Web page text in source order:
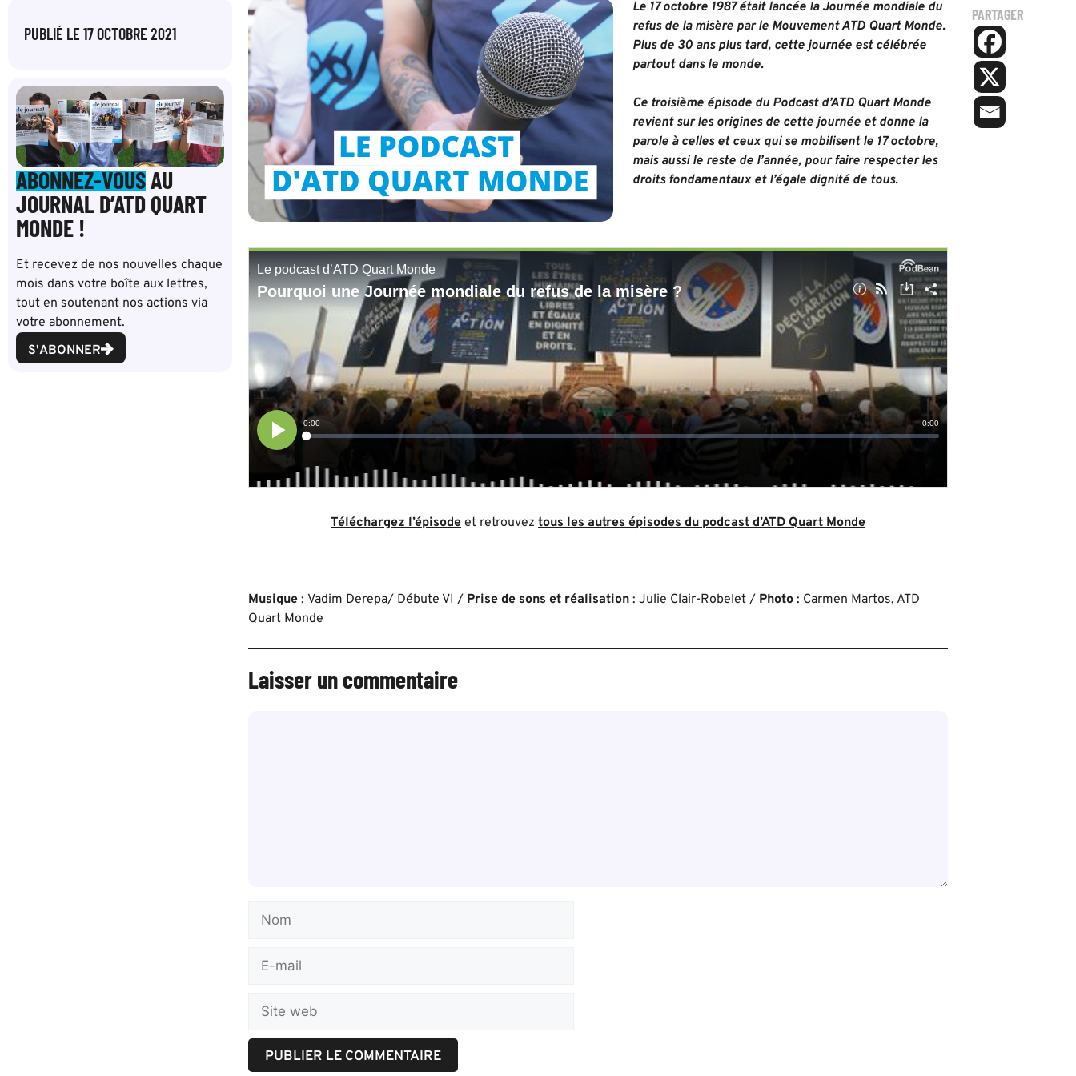
PUBLIÉ LE 17 OCTOBRE 2021
ABONNEZ-VOUSAU
JOURNAL D’ATD QUART
MONDE !
Et recevez de nos nouvelles chaque
mois dans votre boîte aux lettres,
tout en soutenant nos actions via
votre abonnement.
S'ABONNER
Le 17 octobre 1987 était lancée la Journée mondiale du
refus de la misère par le Mouvement ATD Quart Monde.
Plus de 30 ans plus tard, cette journée est célébrée
partout dans le monde.
Ce troisième épisode du Podcast d’ATD Quart Monde
revient sur les origines de cette journée et donne la
parole à celles et ceux qui se mobilisent le 17 octobre,
mais aussi le reste de l’année, pour faire respecter les
droits fondamentaux et l’égale dignité de tous.
Téléchargez l’épisode et retrouvez tous les autres épisodes du podcast d’ATD Quart Monde
Musique : Vadim Derepa/ Débute VI / Prise de sons et réalisation : Julie Clair-Robelet / Photo : Carmen Martos, ATD
Quart Monde
Laisser un commentaire
PARTAGER